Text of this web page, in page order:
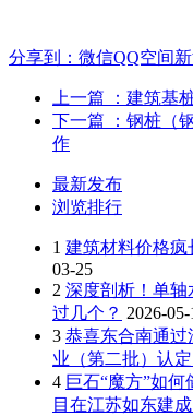
分享到： 微信QQ空间
上一篇
：建筑基
下一篇
：钢桩（
作
最新发布
浏览排行
1 建筑材料价格疯
03-25
2 深度剖析！单轴
过几个？ 2026-05-
3 恭喜东合南通过
业（第二批）认定
4 巨石“魔方”如
目在江苏如东建成